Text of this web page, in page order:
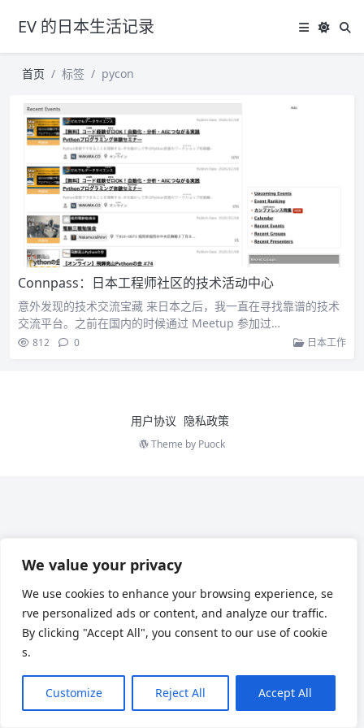
We value your privacy
We use cookies to enhance your browsing experience, se
rve personalized ads or content, and analyze our traffic.
By clicking "Accept All", you consent to our use of cookie
s.
Customize Reject All Accept All
EV 的日本生活记录
首页 标签 pycon
Connpass：日本工程师社区的技术活动中心
意外发现的技术交流宝藏 来日本之后，我一直在寻找靠谱的技术
交流平台。之前在国内的时候通过 Meetup 参加过…
812 0 日本工作
用户协议 隐私政策
Theme by Puock